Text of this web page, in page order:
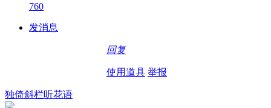
760
发消息
回复
使用道具 举报
独倚斜栏听花语